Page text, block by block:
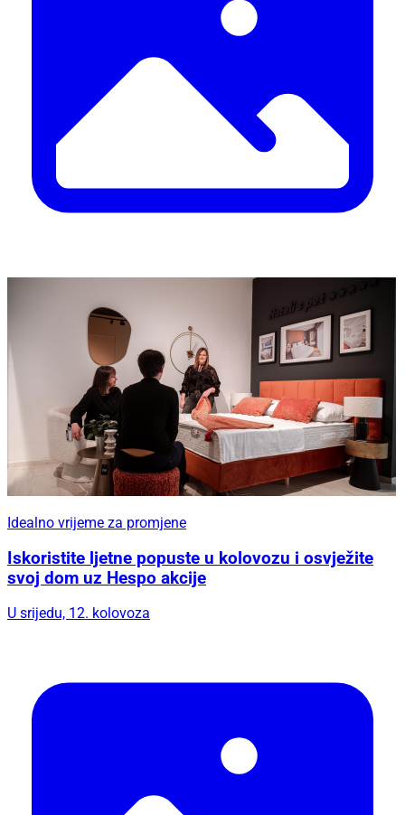
Idealno vrijeme za promjene
Iskoristite ljetne popuste u kolovozu i osvježite
svoj dom uz Hespo akcije
U srijedu, 12. kolovoza